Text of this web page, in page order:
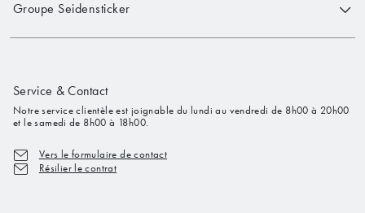
Groupe Seidensticker
Service & Contact
Notre service clientèle est joignable du lundi au vendredi de 8h00 à 20h00
et le samedi de 8h00 à 18h00.
Vers le formulaire de contact
Résilier le contrat